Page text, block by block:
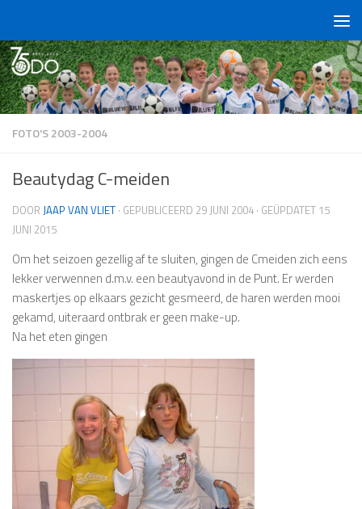
FOTO'S 2003-2004
Beautydag C-meiden
DOOR JAAP VAN VLIET · GEPUBLICEERD 29 JUNI 2004 · GEÜPDATET 15
JUNI 2015
Om het seizoen gezellig af te sluiten, gingen de Cmeiden zich eens
lekker verwennen d.m.v. een beautyavond in de Punt. Er werden
maskertjes op elkaars gezicht gesmeerd, de haren werden mooi
gekamd, uiteraard ontbrak er geen make-up.
Na het eten gingen